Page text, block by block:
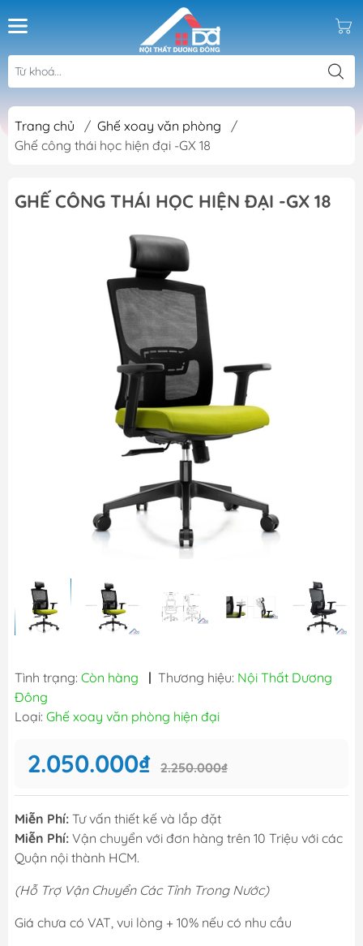
Trang chủ / Ghế xoay văn phòng
/
Ghế công thái học hiện đại -GX 18
GHẾ CÔNG THÁI HỌC HIỆN ĐẠI -GX 18
Tình trạng: Còn hàng | Thương hiệu: Nội Thất Dương
Đông
Loại: Ghế xoay văn phòng hiện đại
2.050.000₫ 2.250.000₫
Miễn Phí: Tư vấn thiết kế và lắp đặt
Miễn Phí: Vận chuyển với đơn hàng trên 10 Triệu với các
Quận nội thành HCM.
(Hỗ Trợ Vận Chuyển Các Tỉnh Trong Nước)
Giá chưa có VAT, vui lòng + 10% nếu có nhu cầu